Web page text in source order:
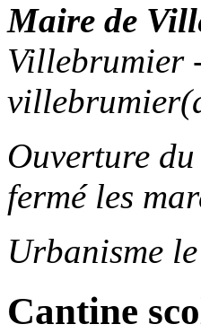
Maire de
Villebrumier
Ouverture
fermé les
Urbanisme
Cantine